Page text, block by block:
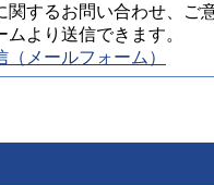
関するお問い合わせ、ご
ムより送信できます。
（メールフォーム）